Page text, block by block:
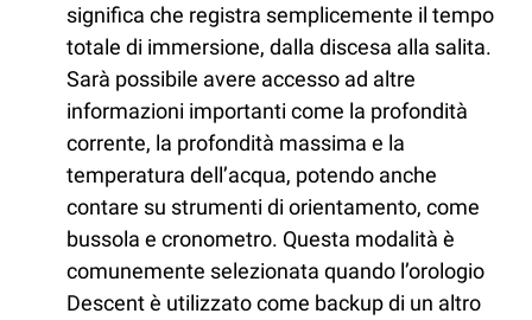
significa che registra semplicemente il tempo
totale di immersione, dalla discesa alla salita.
Sarà possibile avere accesso ad altre
informazioni importanti come la profondità
corrente, la profondità massima e la
temperatura dell’acqua, potendo anche
contare su strumenti di orientamento, come
bussola e cronometro. Questa modalità è
comunemente selezionata quando l’orologio
Descent è utilizzato come backup di un altro